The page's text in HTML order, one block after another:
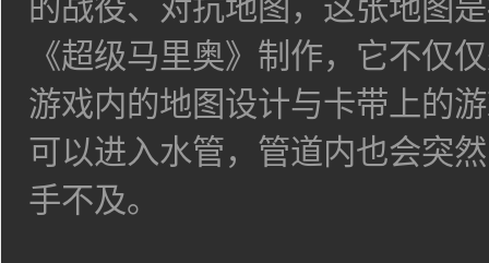
《超级马里奥》制作，它不仅
游戏内的地图设计与卡带上的
可以进入水管，管道内也会突
手不及。